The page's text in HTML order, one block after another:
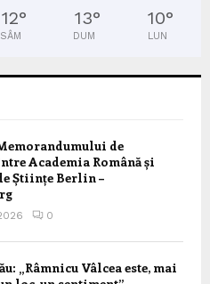
12°
SÂM
13°
DUM
10°
LUN
de
Academia Română și
Științe Berlin –
0
„Râmnicu Vâlcea este, mai